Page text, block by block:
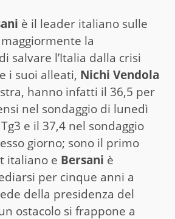
è il leader italiano sulle
la
salvare l’Italia dalla crisi
i suoi alleati, Nichi Vendola
hanno infatti il 36,5 per
nel sondaggio di lunedì
e il 37,4 nel sondaggio
giorno; sono il primo
italiano e Bersani è
per cinque anni a
della presidenza del
ostacolo si frappone a